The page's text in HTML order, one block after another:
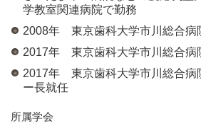
学教室関連病院で勤務
2008年 東京歯科大学市川総合
2017年 東京歯科大学市川総合
2017年 東京歯科大学市川総合病
ー長就任
所属学会